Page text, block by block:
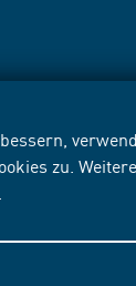
zu.